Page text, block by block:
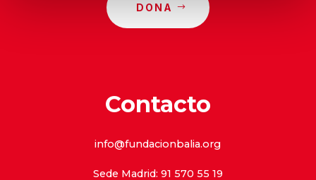
DONA
Contacto
info@fundacionbalia.org
Sede Madrid: 91 570 55 19